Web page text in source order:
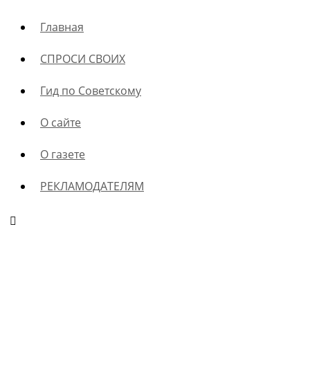
Главная
СПРОСИ СВОИХ
Гид по Советскому
О сайте
О газете
РЕКЛАМОДАТЕЛЯМ